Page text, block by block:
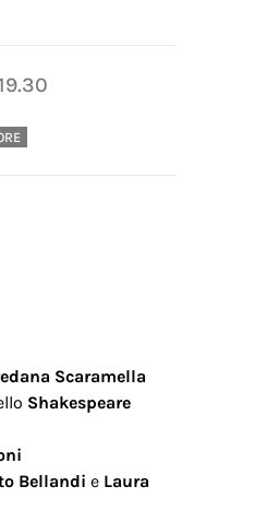
19.30
Scaramella
Shakespeare
Bellandi e Laura